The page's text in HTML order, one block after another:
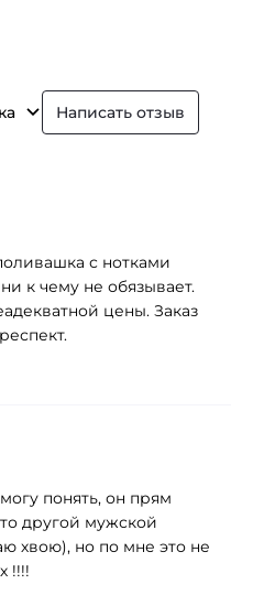
Написать отзыв
с нотками
к чему не обязывает.
цены. Заказ
понять, он прям
другой мужской
хвою), но по мне это не
!!!!